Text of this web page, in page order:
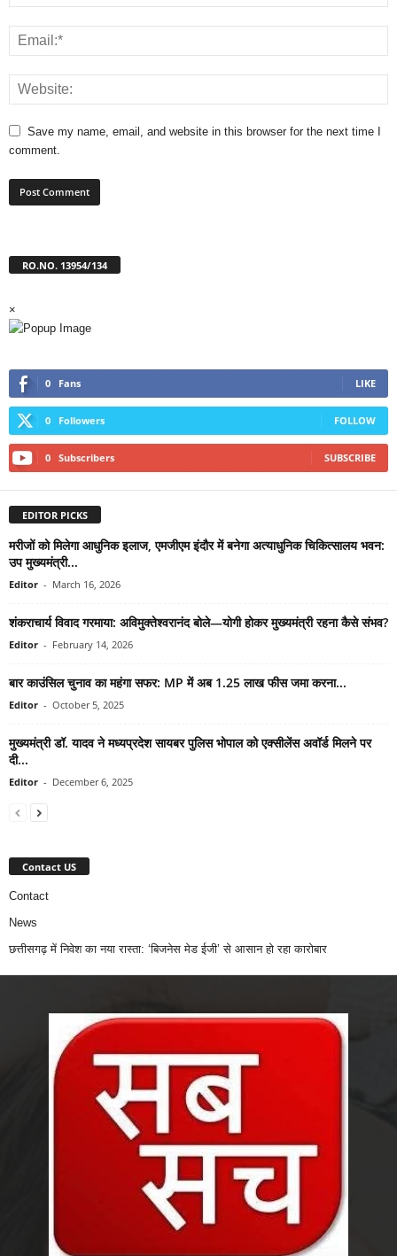
Save my name, email, and website in this browser for the next time I
comment.
RO.NO. 13954/134
×
0 Fans LIKE
0 Followers FOLLOW
0 Subscribers SUBSCRIBE
EDITOR PICKS
मरीजों को मिलेगा आधुनिक इलाज, एमजीएम इंदौर में बनेगा अत्याधुनिक चिकित्सालय भवन:
उप मुख्यमंत्री...
Editor - March 16, 2026
शंकराचार्य विवाद गरमाया: अविमुक्तेश्वरानंद बोले—योगी होकर मुख्यमंत्री रहना कैसे संभव?
Editor - February 14, 2026
बार काउंसिल चुनाव का महंगा सफर: MP में अब 1.25 लाख फीस जमा करना...
Editor - October 5, 2025
मुख्यमंत्री डॉ. यादव ने मध्यप्रदेश सायबर पुलिस भोपाल को एक्सीलेंस अवॉर्ड मिलने पर
दी...
Editor - December 6, 2025
Contact US
Contact
News
छत्तीसगढ़ में निवेश का नया रास्ता: ‘बिजनेस मेड ईजी’ से आसान हो रहा कारोबार